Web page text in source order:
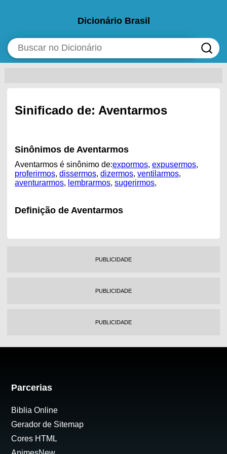
Dicionário Brasil
Sinificado de: Aventarmos
Sinônimos de Aventarmos
Aventarmos é sinônimo de:expormos, expusermos,
proferirmos, dissermos, dizermos, ventilarmos,
aventurarmos, lembrarmos, sugerirmos,
Definição de Aventarmos
PUBLICIDADE
PUBLICIDADE
PUBLICIDADE
Parcerias
Biblia Online
Gerador de Sitemap
Cores HTML